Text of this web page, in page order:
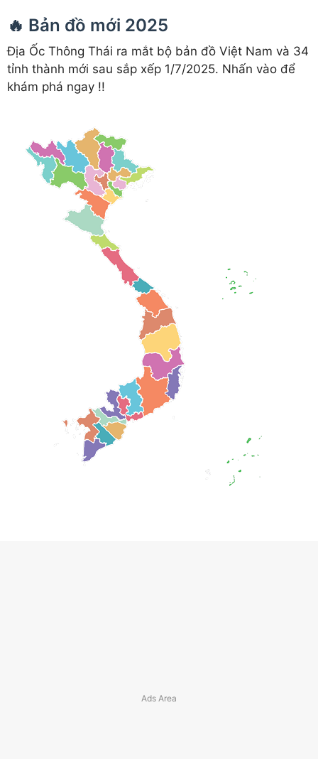
🔥 Bản đồ mới 2025
Địa Ốc Thông Thái ra mắt bộ bản đồ Việt Nam và 34
tỉnh thành mới sau sắp xếp 1/7/2025. Nhấn vào để
khám phá ngay !!